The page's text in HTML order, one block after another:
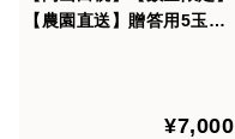
【農園直送】贈答用5玉～
¥7,000